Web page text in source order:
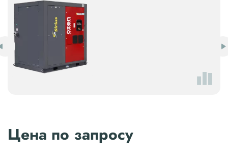
Цена по запросу